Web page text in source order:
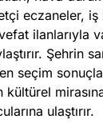
eczaneler, iş
ilanlarıyla
Şehrin
seçim
kültürel
ulaştırır.